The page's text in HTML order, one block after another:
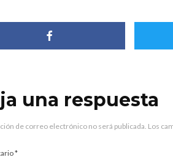
una respuesta
de correo electrónico no será publicada. Los
*